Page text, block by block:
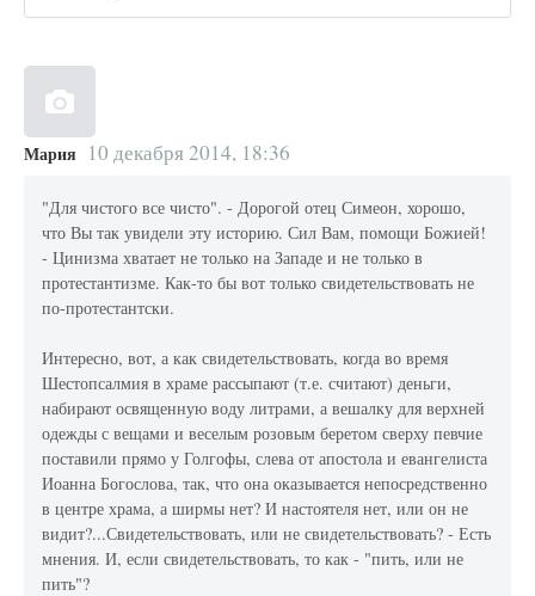
Мария 10 декабря 2014, 18:36
"Для чистого все чисто". - Дорогой отец Симеон, хорошо,
что Вы так увидели эту историю. Сил Вам, помощи Божией!
- Цинизма хватает не только на Западе и не только в
протестантизме. Как-то бы вот только свидетельствовать не
по-протестантски.
Интересно, вот, а как свидетельствовать, когда во время
Шестопсалмия в храме рассыпают (т.е. считают) деньги,
набирают освященную воду литрами, а вешалку для верхней
одежды с вещами и веселым розовым беретом сверху певчие
поставили прямо у Голгофы, слева от апостола и евангелиста
Иоанна Богослова, так, что она оказывается непосредственно
в центре храма, а ширмы нет? И настоятеля нет, или он не
видит?...Свидетельствовать, или не свидетельствовать? - Есть
мнения. И, если свидетельствовать, то как - "пить, или не
пить"?